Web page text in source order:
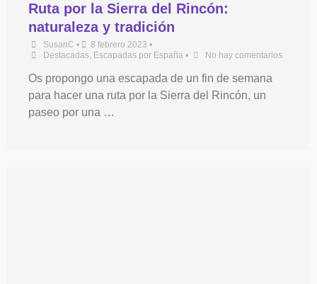
Ruta por la Sierra del Rincón:
naturaleza y tradición
SusanC • 8 febrero 2023 •
Destacadas, Escapadas por España • No hay comentarios
Os propongo una escapada de un fin de semana
para hacer una ruta por la Sierra del Rincón, un
paseo por una …